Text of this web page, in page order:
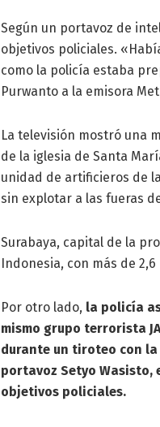
Según un portavoz de
objetivos policiales.
como la policía estaba
Purwanto a la emisora
La televisión mostró una
de la iglesia de Santa
unidad de artificieros de
sin explotar a las fueras
Surabaya, capital de la
Indonesia, con más de
Por otro lado, la policía
mismo grupo terrorista
durante un tiroteo con la
portavoz Setyo
objetivos policiales.